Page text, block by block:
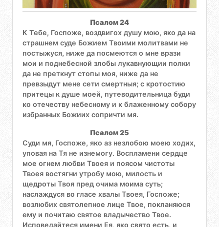
Псалом 24
К Тебе, Госпоже, воздвигох душу мою, яко да на
страшнем суде Божием Твоими молитвами не
постыжуся, ниже да посмеются о мне врази
мои и поднебесной злобы лукавнующии полки
да не преткнут стопы моя, ниже да не
превзыдут мене сети смертныя; с кротостию
притецы к душе моей, путеводительница буди
ко отечеству небесному и к блаженному собору
избранных Божиих сопричти мя.
Псалом 25
Суди мя, Госпоже, яко аз незлобою моею ходих,
уповая на Тя не изнемогу. Воспламени сердце
мое огнем любви Твоея и поясом чистоты
Твоея востягни утробу мою, милость и
щедроты Твоя пред очима моима суть;
наслаждуся во гласе хвалы Твоея, Госпоже;
возлюбих святолепное лице Твое, покланяюся
ему и почитаю святое владычество Твое.
Исповедайтеся имени Ея, яко свято есть, и